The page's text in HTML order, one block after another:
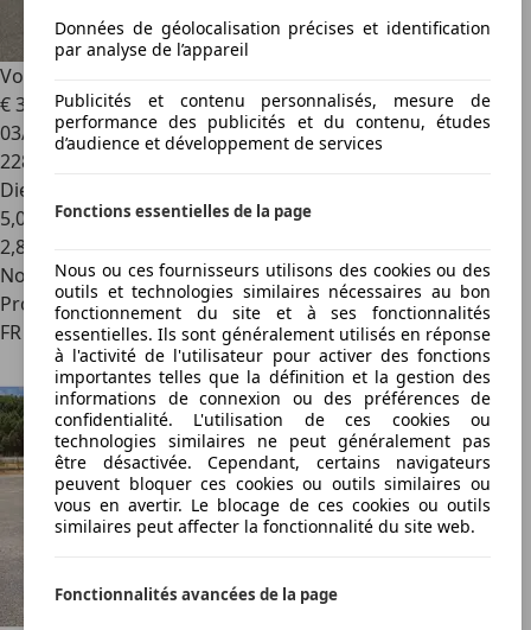
Volkswagen Golf
€ 3 990
03/2009
228 000 km
Diesel
5,0 l/100 km (mixte)
2,8
Nouveau
Professionnel
FR 59229
Données de géolocalisation précises et identification
par analyse de l’appareil
Publicités et contenu personnalisés, mesure de
performance des publicités et du contenu, études
d’audience et développement de services
Fonctions essentielles de la page
Nous ou ces fournisseurs utilisons des cookies ou des
outils et technologies similaires nécessaires au bon
fonctionnement du site et à ses fonctionnalités
essentielles. Ils sont généralement utilisés en réponse
à l'activité de l'utilisateur pour activer des fonctions
importantes telles que la définition et la gestion des
informations de connexion ou des préférences de
confidentialité. L'utilisation de ces cookies ou
technologies similaires ne peut généralement pas
être désactivée. Cependant, certains navigateurs
peuvent bloquer ces cookies ou outils similaires ou
vous en avertir. Le blocage de ces cookies ou outils
similaires peut affecter la fonctionnalité du site web.
Fonctionnalités avancées de la page